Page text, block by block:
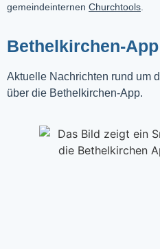
gemeindeinternen Churchtools
Bethelkirchen-App
Aktuelle Nachrichten rund um
über die Bethelkirchen-App.